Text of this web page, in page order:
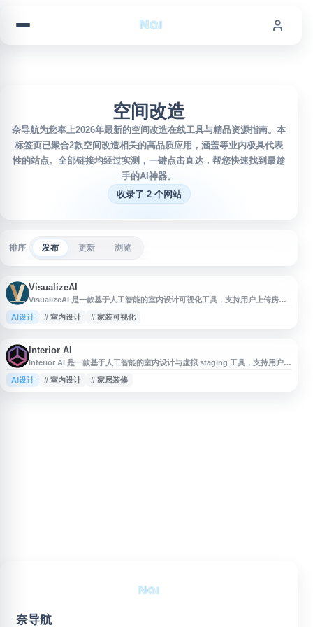
空间改造
奈导航为您奉上2026年最新的空间改造在线工具与精品资源指南。本
标签页已聚合2款空间改造相关的高品质应用，涵盖等业内极具代表
性的站点。全部链接均经过实测，一键点击直达，帮您快速找到最趁
手的AI神器。
收录了 2 个网站
排序 发布 更新 浏览
VisualizeAI
VisualizeAI 是一款基于人工智能的室内设计可视化工具，支持用户上传房间
照片，选择不同装修风格后快速生成空间改造效果图。平台适用于家居装修灵
感探索、室内布局预览、风格搭配参考等场景，帮助用户在实际改造前直观了
AI设计 # 室内设计 # 家装可视化
Interior AI
Interior AI 是一款基于人工智能的室内设计与虚拟 staging 工具，支持用户上
传房间照片，快速生成不同风格的室内设计效果图。平台可用于家居装修灵感
获取、空间改造参考，以及房地产房源展示中的虚拟布置，帮助用户以更直观
AI设计 # 室内设计 # 家居装修
奈导航